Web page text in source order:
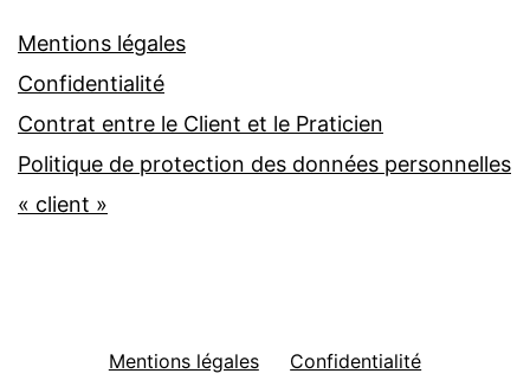
Mentions légales
Confidentialité
Contrat entre le Client et le Praticien
Politique de protection des données personnelles
« client »
Mentions légales Confidentialité